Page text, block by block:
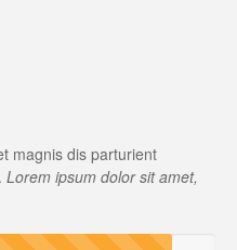
magnis dis parturient
Lorem ipsum dolor sit amet,